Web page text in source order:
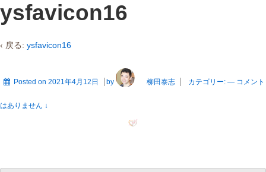
ysfavicon16
‹ 戻る: ysfavicon16
Posted on 2021年4月12日 by 柳田泰志 カテゴリー: — コメント
はありません ↓